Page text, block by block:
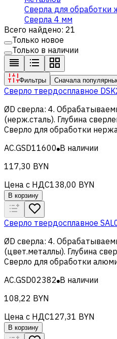
Сверла для обработки
Сверла 4 мм
Всего найдено: 21
Только новое
Только в наличии
Фильтры Сначала
Сверло твердосплавное
ØD сверла: 4.
(нерж.сталь). Глубина
Сверло для обработки
AC.GSD11600 В наличии
117,30 BYN
Цена с НДС138,00 BYN
В корзину
Сверло твердосплавное
ØD сверла: 4.
(цвет.металлы). Глубина
Сверло для обработки
AC.GSD02382 В наличии
108,22 BYN
Цена с НДС127,31 BYN
В корзину